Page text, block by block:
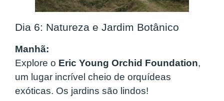
Dia 6: Natureza e Jardim Botânico
Manhã:
Explore o Eric Young Orchid Foundation,
um lugar incrível cheio de orquídeas
exóticas. Os jardins são lindos!